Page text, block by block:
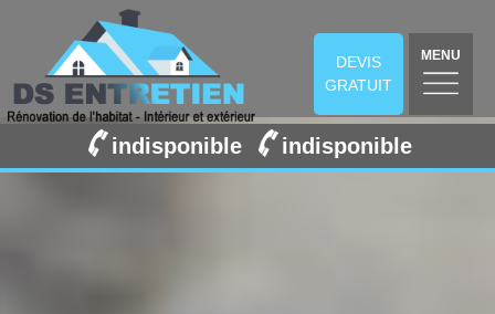
DEVIS
GRATUIT
MENU
indisponible indisponible